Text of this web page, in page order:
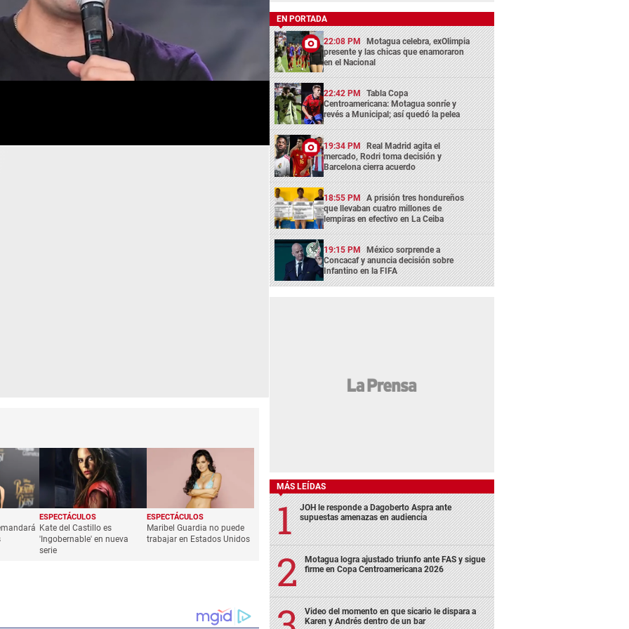
ESPECTÁCULOS
Kate del Castillo es
'Ingobernable' en nueva
serie
ESPECTÁCULOS
Maribel Guardia no puede
trabajar en Estados Unidos
EN PORTADA
22:08 PM Motagua celebra, exOlimpia
presente y las chicas que enamoraron
en el Nacional
22:42 PM Tabla Copa
Centroamericana: Motagua sonríe y
revés a Municipal; así quedó la pelea
19:34 PM Real Madrid agita el
mercado, Rodri toma decisión y
Barcelona cierra acuerdo
18:55 PM A prisión tres hondureños
que llevaban cuatro millones de
lempiras en efectivo en La Ceiba
19:15 PM México sorprende a
Concacaf y anuncia decisión sobre
Infantino en la FIFA
MÁS LEÍDAS
JOH le responde a Dagoberto Aspra ante
supuestas amenazas en audiencia
Motagua logra ajustado triunfo ante FAS y sigue
firme en Copa Centroamericana 2026
Video del momento en que sicario le dispara a
Karen y Andrés dentro de un bar